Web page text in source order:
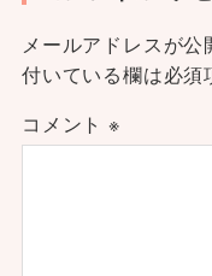
メールアドレスが公
付いている欄は必須
コメント ※